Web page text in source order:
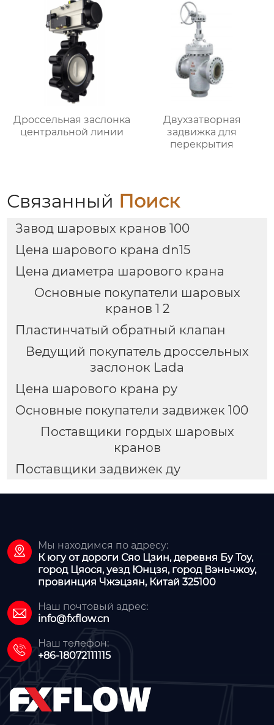
Дроссельная заслонка
центральной линии
Двухзатворная
задвижка для
перекрытия
Связанный Поиск
Завод шаровых кранов 100
Цена шарового крана dn15
Цена диаметра шарового крана
Основные покупатели шаровых
кранов 1 2
Пластинчатый обратный клапан
Ведущий покупатель дроссельных
заслонок Lada
Цена шарового крана ру
Основные покупатели задвижек 100
Поставщики гордых шаровых
кранов
Поставщики задвижек ду

Мы находимся по адресу:
К югу от дороги Сяо Цзин, деревня Бу Тоу,
город Цяося, уезд Юнцзя, город Вэньчжоу,
провинция Чжэцзян, Китай 325100

Наш почтовый адрес:
info@fxflow.cn

Наш телефон:
+86-18072111115